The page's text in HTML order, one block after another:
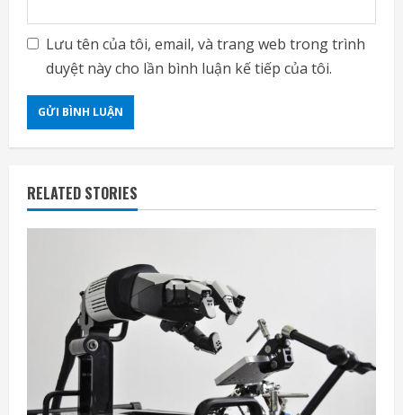
Lưu tên của tôi, email, và trang web trong trình
duyệt này cho lần bình luận kế tiếp của tôi.
RELATED STORIES